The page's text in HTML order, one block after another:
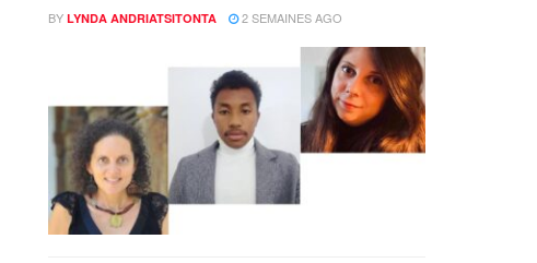
BY LYNDA ANDRIATSITONTA 2 SEMAINES AGO